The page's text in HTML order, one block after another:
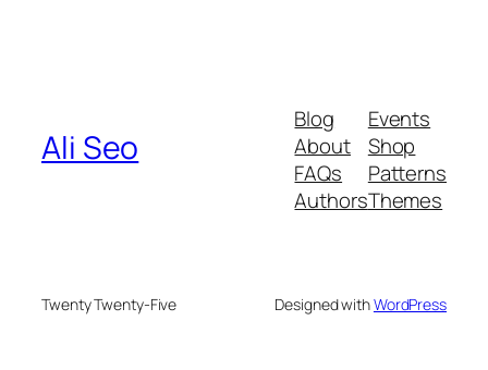
Ali Seo
Blog
About
FAQs
Authors
Events
Shop
Patterns
Themes
Twenty Twenty-Five Designed withWordPress